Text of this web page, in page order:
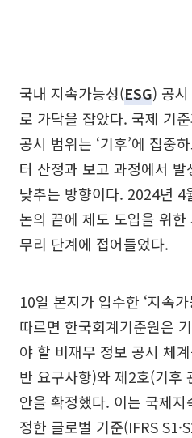
국내 지속가능성(ESG) 공시
로 가닥을 잡았다. 국제 기
공시 범위는 ‘기후’에 집중
터 산정과 보고 과정에서
낮추는 방향이다. 2024년 4
논의 끝에 제도 도입을 위
무리 단계에 접어들었다.
10일 본지가 입수한 ‘지속
따르면 한국회계기준원은
야 할 비재무 정보 공시 체
반 요구사항)와 제2호(기후
안을 확정했다. 이는 국제
정한 글로벌 기준(IFRS